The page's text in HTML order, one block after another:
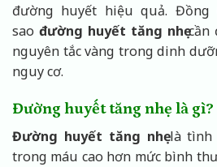
đường huyết hiệu quả.
sao đường huyết tăng nhẹcần
nguyên tắc vàng trong dinh
nguy cơ.
Đường huyết tăng nhẹ là gì?
Đường huyết tăng nhẹlà tình
trong máu cao hơn mức bình